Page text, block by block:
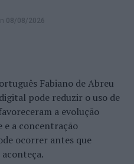
08/08/2026
Fabiano de Abreu
pode reduzir o uso de
a evolução
e a concentração
ocorrer antes que